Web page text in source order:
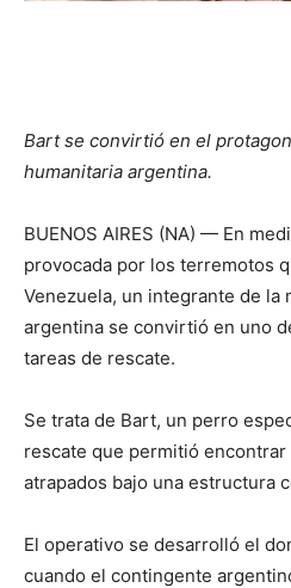
Bart se convirtió en el
humanitaria argentina.
BUENOS AIRES (NA) — En
provocada por los terremotos
Venezuela, un integrante de la
argentina se convirtió en uno
tareas de rescate.
Se trata de Bart, un perro
rescate que permitió
atrapados bajo una estructura
El operativo se desarrolló el
cuando el contingente